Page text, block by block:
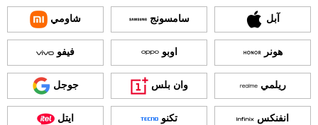
آبل سامسونج شاومي
هونر اوبو فيفو
ريلمي وان بلس جوجل
انفنكس تكنو ايتل